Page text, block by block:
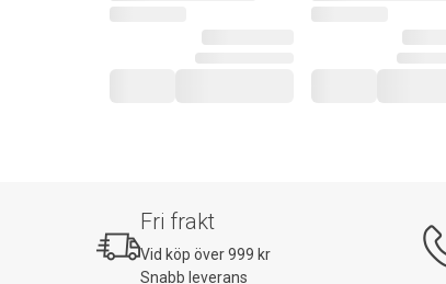
Fri frakt
Vid köp över 999 kr
Snabb leverans